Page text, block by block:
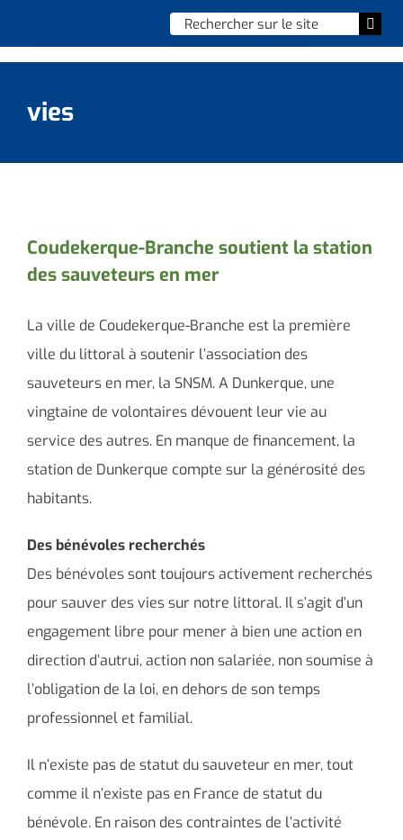
Chercher
:
Vie municipale
Culture et loisirs
Social & solidarité
Contacter le maire
vies
Coudekerque-Branche soutient la station
des sauveteurs en mer
La ville de Coudekerque-Branche est la première
ville du littoral à soutenir l’association des
sauveteurs en mer, la SNSM. A Dunkerque, une
vingtaine de volontaires dévouent leur vie au
service des autres. En manque de financement, la
station de Dunkerque compte sur la générosité des
habitants.
Des bénévoles recherchés
Des bénévoles sont toujours activement recherchés
pour sauver des vies sur notre littoral. Il s’agit d’un
engagement libre pour mener à bien une action en
direction d’autrui, action non salariée, non soumise à
l’obligation de la loi, en dehors de son temps
professionnel et familial.
Il n’existe pas de statut du sauveteur en mer, tout
comme il n’existe pas en France de statut du
bénévole. En raison des contraintes de l’activité